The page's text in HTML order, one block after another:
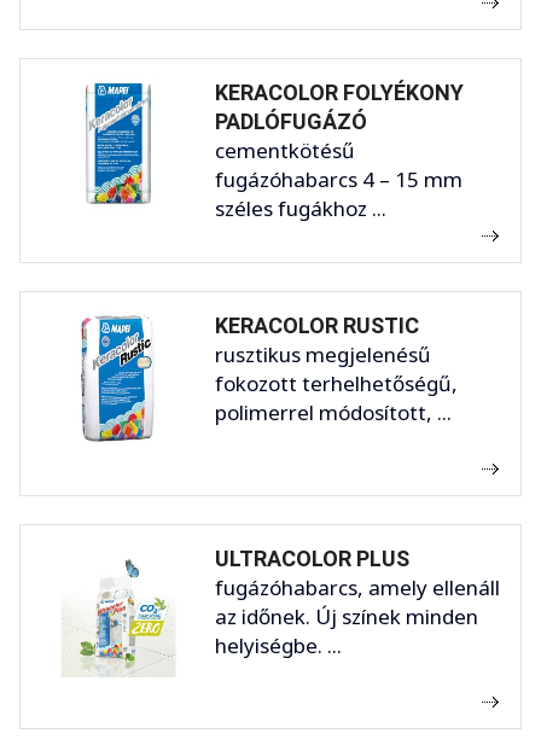
KERACOLOR FOLYÉKONY
PADLÓFUGÁZÓ
cementkötésű
fugázóhabarcs 4 – 15 mm
széles fugákhoz ...
KERACOLOR RUSTIC
rusztikus megjelenésű
fokozott terhelhetőségű,
polimerrel módosított, ...
ULTRACOLOR PLUS
fugázóhabarcs, amely ellenáll
az időnek. Új színek minden
helyiségbe. ...